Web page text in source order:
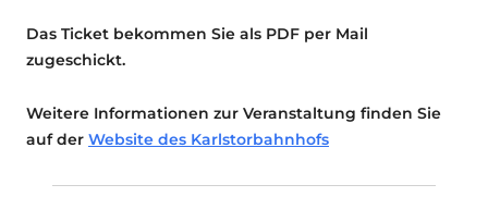
Das Ticket bekommen Sie als PDF per Mail
zugeschickt.
Weitere Informationen zur Veranstaltung finden Sie
auf der Website des Karlstorbahnhofs